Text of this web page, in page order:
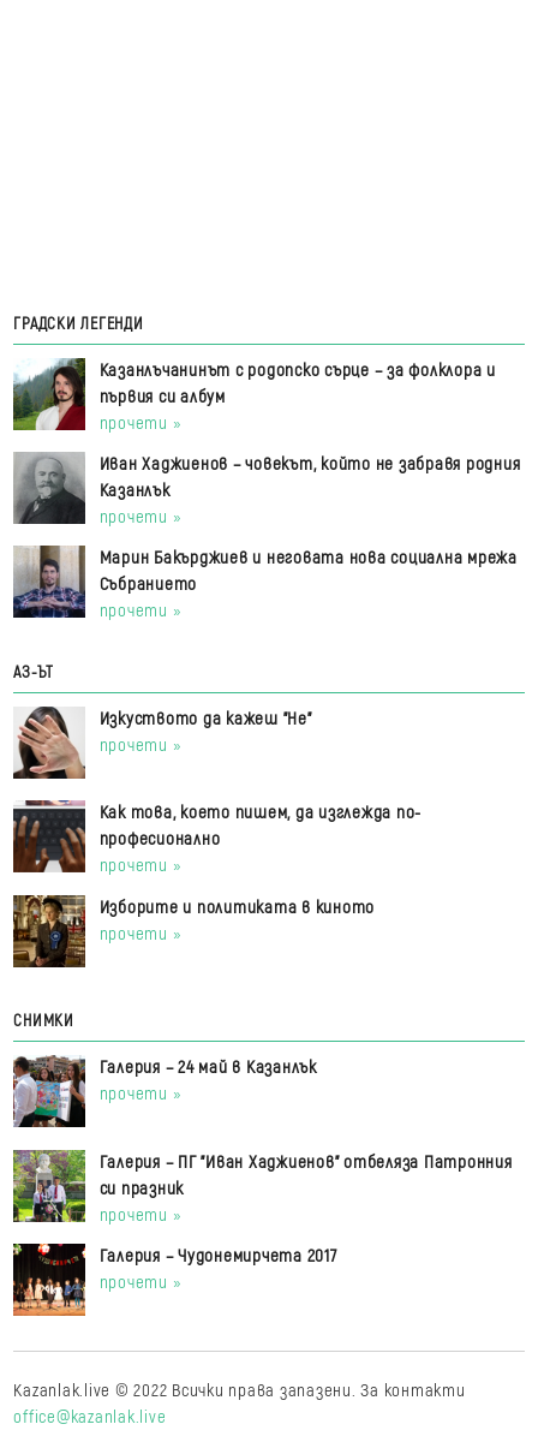
ГРАДСКИ ЛЕГЕНДИ
Казанлъчанинът с родопско сърце – за фолклора и
първия си албум
прочети »
Иван Хаджиенов – човекът, който не забравя родния
Казанлък
прочети »
Марин Бакърджиев и неговата нова социална мрежа
Събранието
прочети »
АЗ-ЪТ
Изкуството да кажеш "Не"
прочети »
Как това, което пишем, да изглежда по-
професионално
прочети »
Изборите и политиката в киното
прочети »
СНИМКИ
Галерия – 24 май в Казанлък
прочети »
Галерия – ПГ "Иван Хаджиенов" отбеляза Патронния
си празник
прочети »
Галерия – Чудонемирчета 2017
прочети »
Kazanlak.live © 2022 Всички права запазени. За контакти
office@kazanlak.live